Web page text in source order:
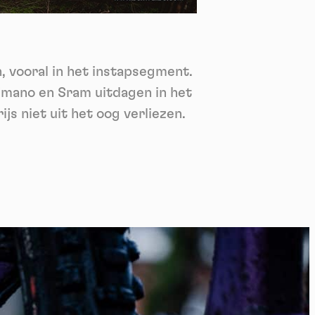
vooral in het instapsegment.
en Sram uitdagen in het
niet uit het oog verliezen.